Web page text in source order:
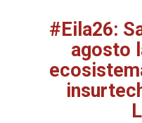
#Eila26:
agosto